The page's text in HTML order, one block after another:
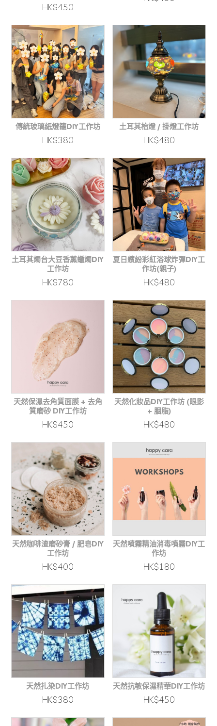
HK$450
傳統玻璃紙燈籠DIY工作坊
HK$380
土耳其枱燈 / 掛燈工作坊
HK$480
土耳其燭台大豆香薰蠟燭DIY
工作坊
HK$780
夏日繽紛彩紅浴球炸彈DIY工
作坊(親子)
HK$480
天然保濕去角質面膜 + 去角
質磨砂 DIY工作坊
HK$450
天然化妝品DIY工作坊 (眼影
+ 胭脂)
HK$480
天然咖啡渣磨砂膏 / 肥皂DIY
工作坊
HK$400
天然噴霧精油消毒噴霧DIY工
作坊
HK$180
天然扎染DIY工作坊
HK$380
天然抗敏保濕精華DIY工作坊
HK$450